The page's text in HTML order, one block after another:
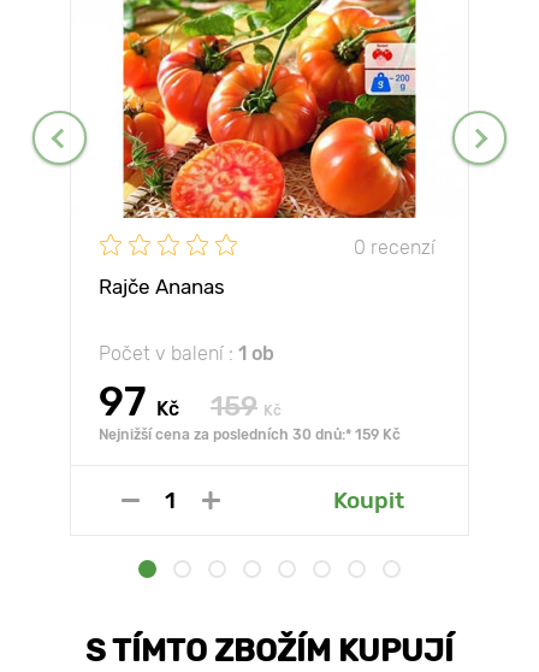
0 recenzí
Rajče Ananas
Počet v balení : 1 ob
97 Kč 159 Kč
Nejnižší cena za posledních 30 dnů:* 159 Kč
Koupit
S TÍMTO ZBOŽÍM KUPUJÍ